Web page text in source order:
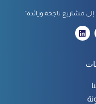
مشاريع ناجحة ورائدة”